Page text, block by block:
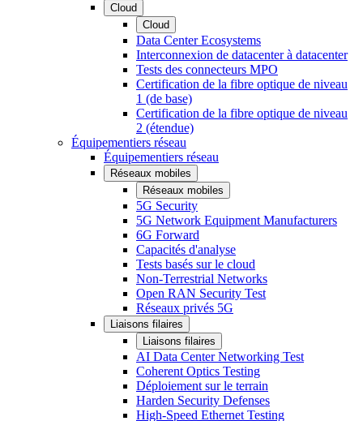
Cloud
Cloud
Data Center Ecosystems
Interconnexion de datacenter à datacenter
Tests des connecteurs MPO
Certification de la fibre optique de niveau
1 (de base)
Certification de la fibre optique de niveau
2 (étendue)
Équipementiers réseau
Équipementiers réseau
Réseaux mobiles
Réseaux mobiles
5G Security
5G Network Equipment Manufacturers
6G Forward
Capacités d'analyse
Tests basés sur le cloud
Non-Terrestrial Networks
Open RAN Security Test
Réseaux privés 5G
Liaisons filaires
Liaisons filaires
AI Data Center Networking Test
Coherent Optics Testing
Déploiement sur le terrain
Harden Security Defenses
High-Speed Ethernet Testing